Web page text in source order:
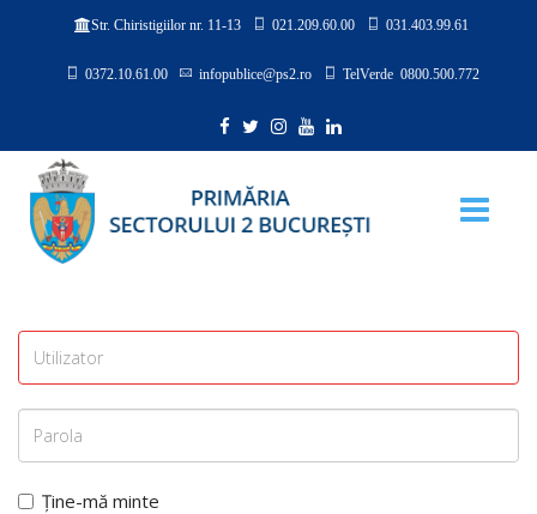
Str. Chiristigiilor nr. 11-13 021.209.60.00 031.403.99.61
0372.10.61.00 infopublice@ps2.ro TelVerde 0800.500.772
Ține-mă minte